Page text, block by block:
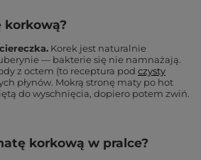
korkową?
Korek jest naturalnie
— bakterie się nie namnażają.
z octem (to receptura pod czysty
płynów. Mokrą stronę maty po hot
do wyschnięcia, dopiero potem zwiń.
korkową w pralce?